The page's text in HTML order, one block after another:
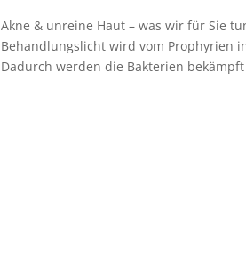
Akne & unreine Haut – was wir für Sie
Behandlungslicht wird vom Prophyrien
Dadurch werden die Bakterien